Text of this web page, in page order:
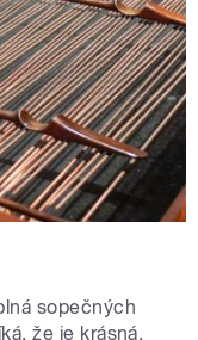
sopečných
že je krásná,